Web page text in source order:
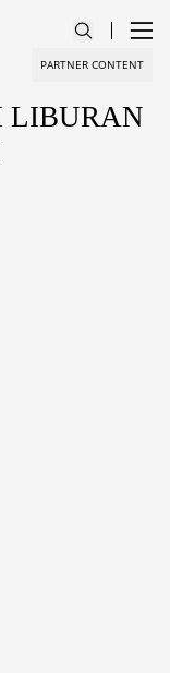
PARTNER CONTENT
LIBURAN